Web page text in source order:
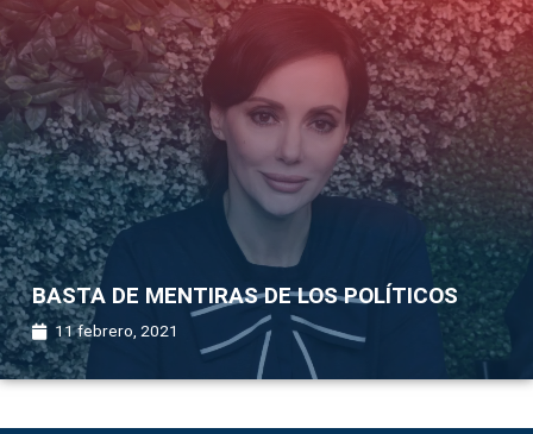
BASTA DE MENTIRAS DE LOS POLÍTICOS
11 febrero, 2021